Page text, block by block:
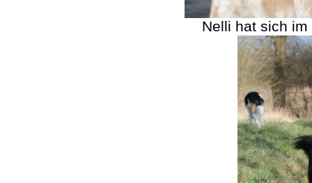
Nelli hat sich